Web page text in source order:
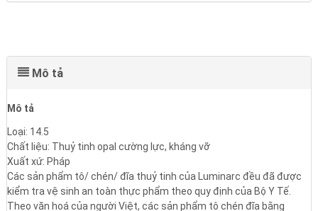
Mô tả
Mô tả
Loại: 14.5
Chất liệu: Thuỷ tinh opal cường lực, kháng vỡ
Xuất xứ: Pháp
Các sản phẩm tô/ chén/ đĩa thuỷ tinh của Luminarc đều đã được
kiểm tra vệ sinh an toàn thực phẩm theo quy định của Bộ Y Tế.
Theo văn hoá của người Việt, các sản phẩm tô chén đĩa bằng